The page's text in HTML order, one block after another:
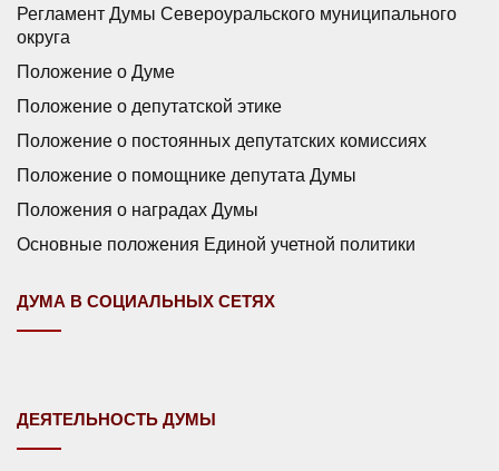
Регламент Думы Североуральского муниципального
округа
Положение о Думе
Положение о депутатской этике
Положение о постоянных депутатских комиссиях
Положение о помощнике депутата Думы
Положения о наградах Думы
Основные положения Единой учетной политики
ДУМА В СОЦИАЛЬНЫХ СЕТЯХ
ДЕЯТЕЛЬНОСТЬ ДУМЫ